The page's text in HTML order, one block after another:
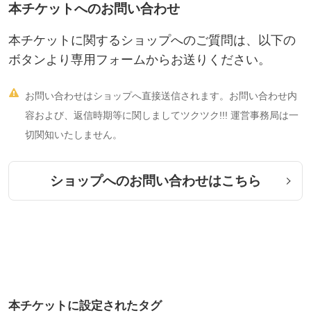
本チケットへのお問い合わせ
本チケットに関するショップへのご質問は、以下の
ボタンより専用フォームからお送りください。

お問い合わせはショップへ直接送信されます。お問い合わせ内
容および、返信時期等に関しましてツクツク!!! 運営事務局は一
切関知いたしません。
ショップへのお問い合わせはこちら
本チケットに設定されたタグ